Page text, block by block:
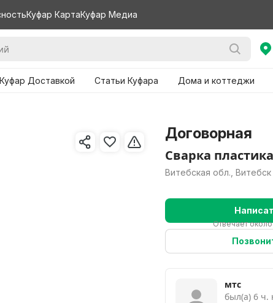
Куфар КартаКуфар Медиа
Доставкой Статьи Куфара Дома и коттеджи
Договорная
Сварка пластика
Витебская обл., Витебск
Отвечает
мтс
был(а) 6 ч.